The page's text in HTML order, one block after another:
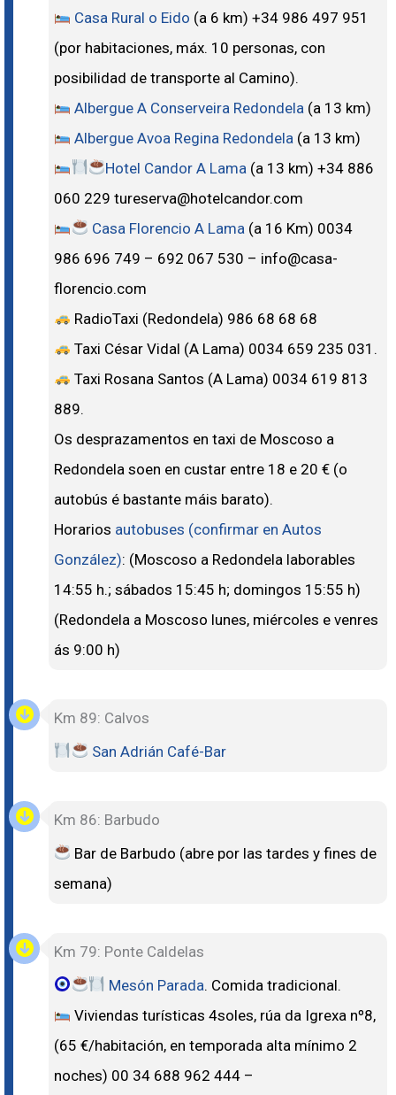
Casa Rural o Eido (a 6 km) +34 986 497 951
(por habitaciones, máx. 10 personas, con
posibilidad de transporte al Camino).
Albergue A Conserveira Redondela (a 13 km)
Albergue Avoa Regina Redondela (a 13 km)
Hotel Candor A Lama (a 13 km) +34 886
060 229 tureserva@hotelcandor.com
Casa Florencio A Lama (a 16 Km) 0034
986 696 749 – 692 067 530 – info@casa-
florencio.com
RadioTaxi (Redondela) 986 68 68 68
Taxi César Vidal (A Lama) 0034 659 235 031.
Taxi Rosana Santos (A Lama) 0034 619 813
889.
Os desprazamentos en taxi de Moscoso a
Redondela soen en custar entre 18 e 20 € (o
autobús é bastante máis barato).
Horarios autobuses (confirmar en Autos
González): (Moscoso a Redondela laborables
14:55 h.; sábados 15:45 h; domingos 15:55 h)
(Redondela a Moscoso lunes, miércoles e venres
ás 9:00 h)
Km 89: Calvos
San Adrián Café-Bar
Km 86: Barbudo
Bar de Barbudo (abre por las tardes y fines de
semana)
Km 79: Ponte Caldelas
Mesón Parada. Comida tradicional.
Viviendas turísticas 4soles, rúa da Igrexa nº8,
(65 €/habitación, en temporada alta mínimo 2
noches) 00 34 688 962 444 –